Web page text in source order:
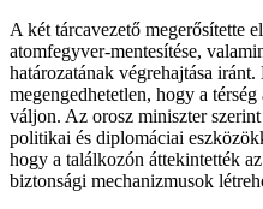
A két tárcavezető megerősítette
atomfegyver-mentesítése,
határozatának végrehajtása
megengedhetetlen, hogy a
váljon. Az orosz miniszter
politikai és diplomáciai
hogy a találkozón áttekintették
biztonsági mechanizmusok